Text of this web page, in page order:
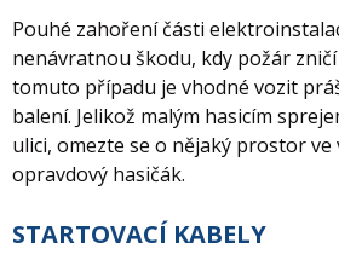
Pouhé zahoření části
nenávratnou škodu, kdy požár
tomuto případu je vhodné vozit
balení. Jelikož malým hasicím
ulici, omezte se o nějaký prostor
opravdový hasičák.
STARTOVACÍ KABELY